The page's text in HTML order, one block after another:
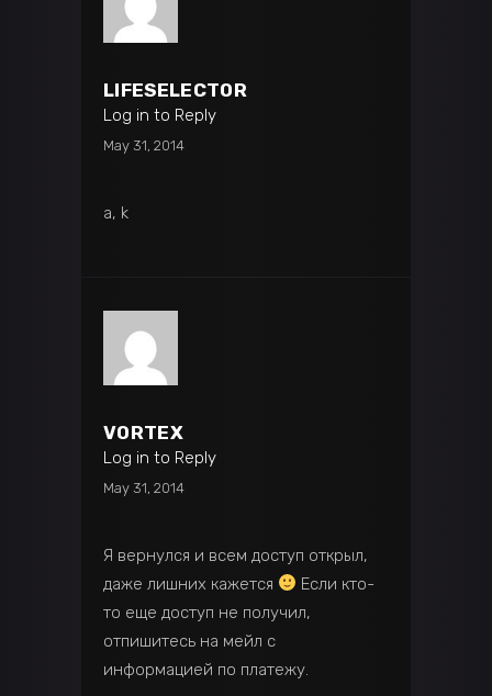
LIFESELECTOR
Log in to Reply
May 31, 2014
a, k
VORTEX
Log in to Reply
May 31, 2014
Я вернулся и всем доступ открыл,
даже лишних кажется
Если кто-
то еще доступ не получил,
отпишитесь на мейл с
информацией по платежу.